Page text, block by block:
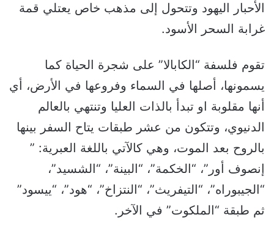
الأحبار اليهود وتتحول إلى مذهب خاص يعتلي قمة
غرابة السحر الأسود.
تقوم فلسفة “الكابالا” على شجرة الحياة كما
يسمونها، أصلها في السماء وفروعها في الأرض، أي
أنها مقلوبة او تبدأ بالذات العليا وتنتهي بالعالم
الدنيوي، وتتكون من عشر طبقات يتاح السفر بينها
بالروح بعد الموت، وهي كالآتي باللغة العبرية: ”
إنصوف أور”، “الخكمة”، “البينة”، “الشسيد”،
“الجيبوراه”، “التيفريث”، “النتزاخ”، “هود”، “ييسود”
ثم طبقة “الملكوت” في الآخر.